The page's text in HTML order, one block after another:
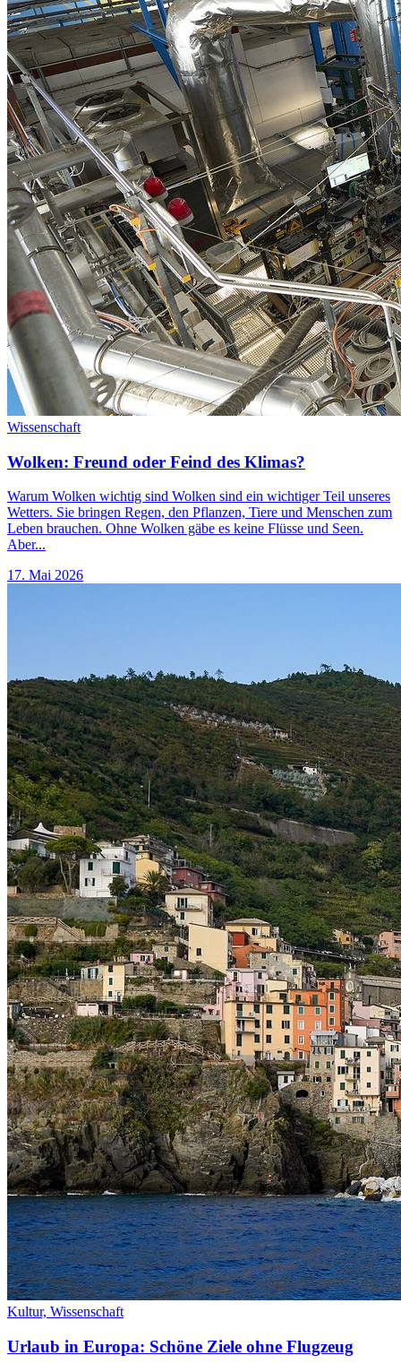
Wissenschaft
Wolken: Freund oder Feind des Klimas?
Warum Wolken wichtig sind Wolken sind ein wichtiger Teil unseres
Wetters. Sie bringen Regen, den Pflanzen, Tiere und Menschen zum
Leben brauchen. Ohne Wolken gäbe es keine Flüsse und Seen.
Aber...
17. Mai 2026
Kultur, Wissenschaft
Urlaub in Europa: Schöne Ziele ohne Flugzeug